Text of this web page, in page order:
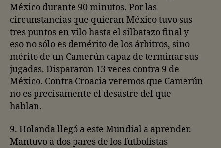
México durante 90 minutos. Por las
circunstancias que quieran México tuvo sus
tres puntos en vilo hasta el silbatazo final y
eso no sólo es demérito de los árbitros, sino
mérito de un Camerún capaz de terminar sus
jugadas. Dispararon 13 veces contra 9 de
México. Contra Croacia veremos que Camerún
no es precisamente el desastre del que
hablan.
9. Holanda llegó a este Mundial a aprender.
Mantuvo a dos pares de los futbolistas